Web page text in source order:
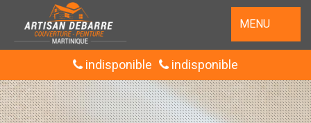
MENU
indisponible indisponible